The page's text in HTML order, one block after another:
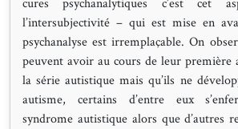
cures psychanalytiques c’est cet
l’intersubjectivité – qui est mise en
psychanalyse est irremplaçable. On
peuvent avoir au cours de leur première
la série autistique mais qu’ils ne
autisme, certains d’entre eux
syndrome autistique alors que d’autres